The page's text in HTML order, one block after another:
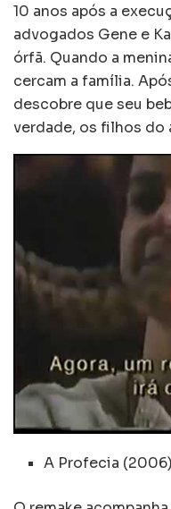
10 anos após a
advogados Gene e
órfã. Quando a
cercam a família.
descobre que seu
verdade, os filhos do
A Profecia (2006)